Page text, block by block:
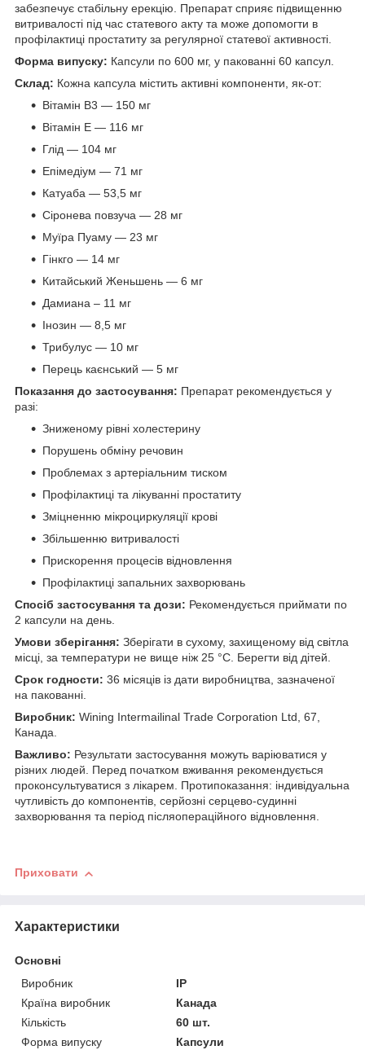
забезпечує стабільну ерекцію. Препарат сприяє підвищенню
витривалості під час статевого акту та може допомогти в
профілактиці простатиту за регулярної статевої активності.
Форма випуску: Капсули по 600 мг, у пакованні 60 капсул.
Склад: Кожна капсула містить активні компоненти, як-от:
Вітамін В3 — 150 мг
Вітамін Е — 116 мг
Глід — 104 мг
Епімедіум — 71 мг
Катуаба — 53,5 мг
Сіронева повзуча — 28 мг
Муїра Пуаму — 23 мг
Гінкго — 14 мг
Китайський Женьшень — 6 мг
Дамиана – 11 мг
Інозин — 8,5 мг
Трибулус — 10 мг
Перець каєнський — 5 мг
Показання до застосування: Препарат рекомендується у
разі:
Зниженому рівні холестерину
Порушень обміну речовин
Проблемах з артеріальним тиском
Профілактиці та лікуванні простатиту
Зміцненню мікроциркуляції крові
Збільшенню витривалості
Прискорення процесів відновлення
Профілактиці запальних захворювань
Спосіб застосування та дози: Рекомендується приймати по
2 капсули на день.
Умови зберігання: Зберігати в сухому, захищеному від світла
місці, за температури не вище ніж 25 °C. Берегти від дітей.
Срок годности: 36 місяців із дати виробництва, зазначеної
на пакованні.
Виробник: Wining Intermailinal Trade Corporation Ltd, 67,
Канада.
Важливо: Результати застосування можуть варіюватися у
різних людей. Перед початком вживання рекомендується
проконсультуватися з лікарем. Протипоказання: індивідуальна
чутливість до компонентів, серйозні серцево-судинні
захворювання та період післяопераційного відновлення.
Приховати
Характеристики
Основні
Виробник
IP
Країна виробник
Канада
Кількість
60 шт.
Форма випуску
Капсули